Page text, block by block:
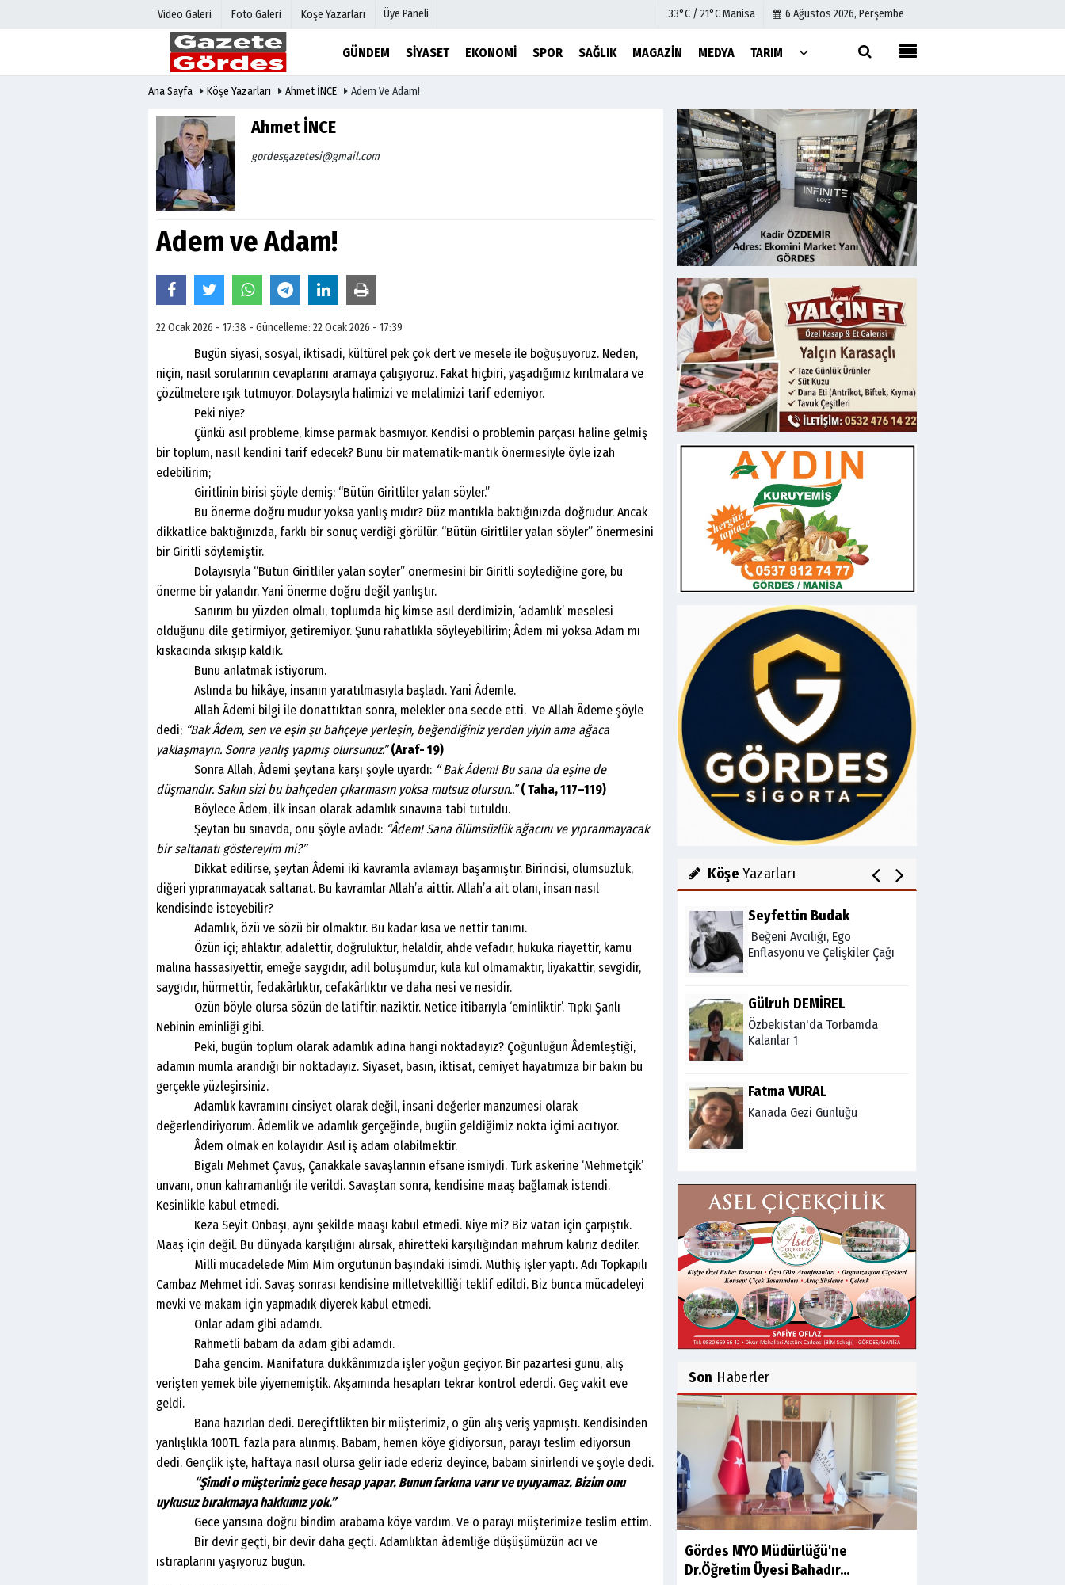
Video Galeri Foto Galeri Köşe Yazarları Üye Paneli 33°C / 21°C Manisa 6 Ağustos 2026, Perşembe
GÜNDEM SIYASET EKONOMI SPOR SAĞLIK MAGAZIN MEDYA TARIM
Hava Durumu
Gazete Manşetleri
Biyografiler
İletişim
Çerez Politikası
Gizlilik İlkeleri
Ana Sayfa Köşe Yazarları Ahmet İNCE Adem Ve Adam!
Ahmet İNCE
gordesgazetesi@gmail.com
Adem ve Adam!
22 Ocak 2026 - 17:38 - Güncelleme: 22 Ocak 2026 - 17:39
Bugün siyasi, sosyal, iktisadi, kültürel pek çok dert ve mesele ile boğuşuyoruz. Neden,
niçin, nasıl sorularının cevaplarını aramaya çalışıyoruz. Fakat hiçbiri, yaşadığımız kırılmalara ve
çözülmelere ışık tutmuyor. Dolaysıyla halimizi ve melalimizi tarif edemiyor.
Peki niye?
Çünkü asıl probleme, kimse parmak basmıyor. Kendisi o problemin parçası haline gelmiş
bir toplum, nasıl kendini tarif edecek? Bunu bir matematik-mantık önermesiyle öyle izah
edebilirim;
Giritlinin birisi şöyle demiş: “Bütün Giritliler yalan söyler.”
Bu önerme doğru mudur yoksa yanlış mıdır? Düz mantıkla baktığınızda doğrudur. Ancak
dikkatlice baktığınızda, farklı bir sonuç verdiği görülür. “Bütün Giritliler yalan söyler” önermesini
bir Giritli söylemiştir.
Dolayısıyla “Bütün Giritliler yalan söyler” önermesini bir Giritli söylediğine göre, bu
önerme bir yalandır. Yani önerme doğru değil yanlıştır.
Sanırım bu yüzden olmalı, toplumda hiç kimse asıl derdimizin, ‘adamlık’ meselesi
olduğunu dile getirmiyor, getiremiyor. Şunu rahatlıkla söyleyebilirim; Âdem mi yoksa Adam mı
kıskacında sıkışıp kaldık.
Bunu anlatmak istiyorum.
Aslında bu hikâye, insanın yaratılmasıyla başladı. Yani Âdemle.
Allah Âdemi bilgi ile donattıktan sonra, melekler ona secde etti. Ve Allah Âdeme şöyle
dedi; “Bak Âdem, sen ve eşin şu bahçeye yerleşin, beğendiğiniz yerden yiyin ama ağaca
yaklaşmayın. Sonra yanlış yapmış olursunuz.” (Araf- 19)
Sonra Allah, Âdemi şeytana karşı şöyle uyardı: “ Bak Âdem! Bu sana da eşine de
düşmandır. Sakın sizi bu bahçeden çıkarmasın yoksa mutsuz olursun..” ( Taha, 117–119)
Böylece Âdem, ilk insan olarak adamlık sınavına tabi tutuldu.
Şeytan bu sınavda, onu şöyle avladı: “Âdem! Sana ölümsüzlük ağacını ve yıpranmayacak
bir saltanatı göstereyim mi?”
Dikkat edilirse, şeytan Âdemi iki kavramla avlamayı başarmıştır. Birincisi, ölümsüzlük,
diğeri yıpranmayacak saltanat. Bu kavramlar Allah’a aittir. Allah’a ait olanı, insan nasıl
kendisinde isteyebilir?
Adamlık, özü ve sözü bir olmaktır. Bu kadar kısa ve nettir tanımı.
Özün içi; ahlaktır, adalettir, doğruluktur, helaldir, ahde vefadır, hukuka riayettir, kamu
malına hassasiyettir, emeğe saygıdır, adil bölüşümdür, kula kul olmamaktır, liyakattir, sevgidir,
saygıdır, hürmettir, fedakârlıktır, cefakârlıktır ve daha nesi ve nesidir.
Özün böyle olursa sözün de latiftir, naziktir. Netice itibarıyla ‘eminliktir’. Tıpkı Şanlı
Nebinin eminliği gibi.
Peki, bugün toplum olarak adamlık adına hangi noktadayız? Çoğunluğun Âdemleştiği,
adamın mumla arandığı bir noktadayız. Siyaset, basın, iktisat, cemiyet hayatımıza bir bakın bu
gerçekle yüzleşirsiniz.
Adamlık kavramını cinsiyet olarak değil, insani değerler manzumesi olarak
değerlendiriyorum. Âdemlik ve adamlık gerçeğinde, bugün geldiğimiz nokta içimi acıtıyor.
Âdem olmak en kolayıdır. Asıl iş adam olabilmektir.
Bigalı Mehmet Çavuş, Çanakkale savaşlarının efsane ismiydi. Türk askerine ‘Mehmetçik’
unvanı, onun kahramanlığı ile verildi. Savaştan sonra, kendisine maaş bağlamak istendi.
Kesinlikle kabul etmedi.
Keza Seyit Onbaşı, aynı şekilde maaşı kabul etmedi. Niye mi? Biz vatan için çarpıştık.
Maaş için değil. Bu dünyada karşılığını alırsak, ahiretteki karşılığından mahrum kalırız dediler.
Milli mücadelede Mim Mim örgütünün başındaki isimdi. Müthiş işler yaptı. Adı Topkapılı
Cambaz Mehmet idi. Savaş sonrası kendisine milletvekilliği teklif edildi. Biz bunca mücadeleyi
mevki ve makam için yapmadık diyerek kabul etmedi.
Onlar adam gibi adamdı.
Rahmetli babam da adam gibi adamdı.
Daha gencim. Manifatura dükkânımızda işler yoğun geçiyor. Bir pazartesi günü, alış
verişten yemek bile yiyememiştik. Akşamında hesapları tekrar kontrol ederdi. Geç vakit eve
geldi.
Bana hazırlan dedi. Dereçiftlikten bir müşterimiz, o gün alış veriş yapmıştı. Kendisinden
yanlışlıkla 100TL fazla para alınmış. Babam, hemen köye gidiyorsun, parayı teslim ediyorsun
dedi. Gençlik işte, haftaya nasıl olursa gelir iade ederiz deyince, babam sinirlendi ve şöyle dedi.
“Şimdi o müşterimiz gece hesap yapar. Bunun farkına varır ve uyuyamaz. Bizim onu
uykusuz bırakmaya hakkımız yok.”
Gece yarısına doğru bindim arabama köye vardım. Ve o parayı müşterimize teslim ettim.
Bir devir geçti, bir devir daha geçti. Adamlıktan âdemliğe düşüşümüzün acı ve
ıstıraplarını yaşıyoruz bugün.
Köşe Yazarları
Av.Cenap GÜVEN
Gördesli Şair Alim Atay
Salih OKKALI
1950'li Yıllarda Gördes-VI
Seyfettin Budak
Beğeni Avcılığı, Ego
Enflasyonu ve Çelişkiler Çağı
Gülruh DEMİREL
Özbekistan'da Torbamda
Kalanlar 1
Fatma VURAL
Kanada Gezi Günlüğü
Röportaj Serisi-46: Konuk
=Prof.Dr.Hakan Atalay
(Psikanaliz)
Hüseyin TUNÇAY
Gökçeada Gezimiz-IV
İsmail AYBEY
Belma Sebil'i Tanıyor
Musunuz?
Ahmet İNCE
Beyaz Gömlekli Adam!
Prof.Dr.Ayşe İLKER
Adı Sanı Olmak
Son Haberler
Gördes MYO Müdürlüğü'ne
Dr.Öğretim Üyesi Bahadır...